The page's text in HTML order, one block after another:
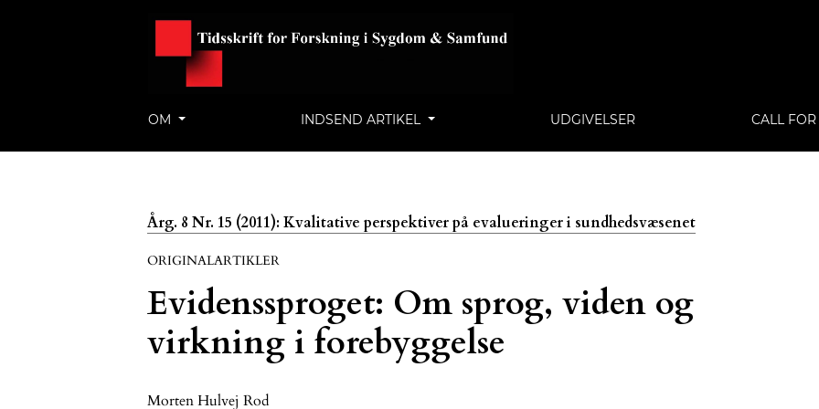
OM INDSEND ARTIKEL UDGIVELSER CALL FOR
Årg. 8 Nr. 15 (2011): Kvalitative perspektiver på evalueringer i sundhedsvæsenet
ORIGINALARTIKLER
Evidenssproget: Om sprog, viden og
virkning i forebyggelse
Morten Hulvej Rod